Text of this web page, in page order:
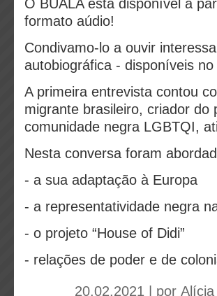
O BUALA está disponível a
formato aúdio!
Condivamo-lo a ouvir
autobiográfica - disponíveis no
A primeira entrevista contou
migrante brasileiro, criador do
comunidade negra LGBTQI,
Nesta conversa foram
- a sua adaptação à Europa
- a representatividade negra
- o projeto “House of Didi”
- relações de poder e de
20.02.2021 | por